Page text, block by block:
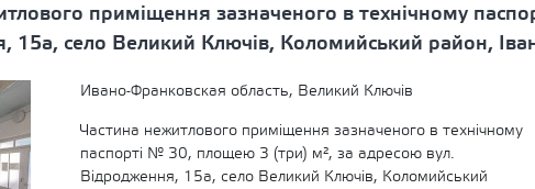
приміщення зазначеного в технічному
15а, село Великий Ключів, Коломийський район,
Ивано-Франковская область, Великий Ключів
Частина нежитлового приміщення зазначеного в технічному
паспорті № 30, площею 3 (три) м², за адресою вул.
Відродження, 15а, село Великий Ключів, Коломийський